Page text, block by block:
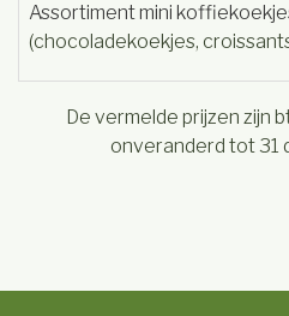
Assortiment mini
(chocoladekoekjes,
De vermelde prijzen zijn
onveranderd tot 31